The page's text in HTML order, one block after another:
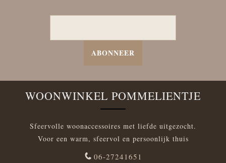
ABONNEER
WOONWINKEL POMMELIENTJE
Sfeervolle woonaccessoires met liefde uitgezocht.
Voor een warm, sfeervol en persoonlijk thuis
06-27241651